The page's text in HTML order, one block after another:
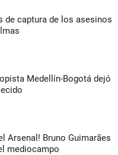
de captura de los asesinos
Medellín-Bogotá dejó
Arsenal! Bruno Guimarães
mediocampo